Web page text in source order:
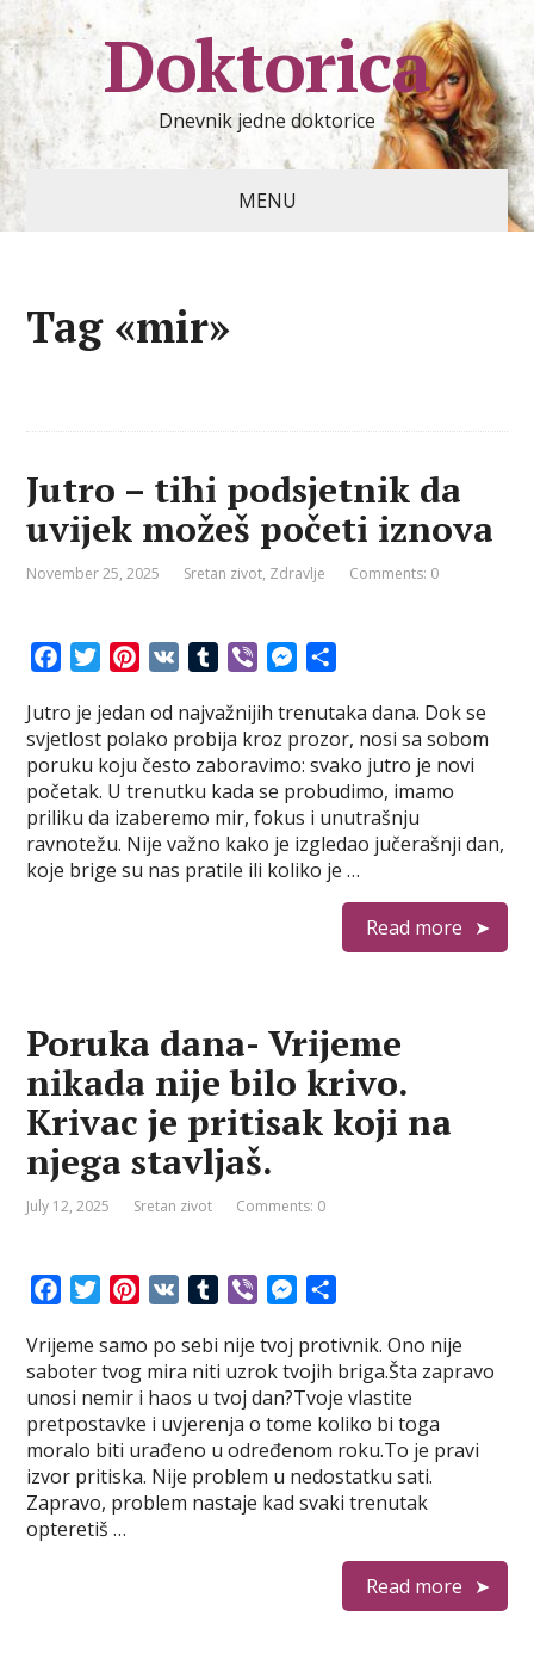
Doktorica
Dnevnik jedne doktorice
MENU
Tag «mir»
Jutro – tihi podsjetnik da
uvijek možeš početi iznova
November 25, 2025 Sretan zivot, Zdravlje Comments: 0
c
e
b
o
o
k
T
i
t
t
e
r
n
t
e
r
e
s
m
b
l
r
b
e
r
M
s
s
e
n
g
e
a
r
e
Jutro je jedan od najvažnijih trenutaka dana. Dok se
svjetlost polako probija kroz prozor, nosi sa sobom
poruku koju često zaboravimo: svako jutro je novi
početak. U trenutku kada se probudimo, imamo
priliku da izaberemo mir, fokus i unutrašnju
ravnotežu. Nije važno kako je izgledao jučerašnji dan,
koje brige su nas pratile ili koliko je …
Read more
Poruka dana- Vrijeme
nikada nije bilo krivo.
Krivac je pritisak koji na
njega stavljaš.
July 12, 2025 Sretan zivot Comments: 0
c
e
b
o
o
k
T
i
t
t
e
r
n
t
e
r
e
s
m
b
l
r
b
e
r
M
s
s
e
n
g
e
a
r
e
Vrijeme samo po sebi nije tvoj protivnik. Ono nije
saboter tvog mira niti uzrok tvojih briga.Šta zapravo
unosi nemir i haos u tvoj dan?Tvoje vlastite
pretpostavke i uvjerenja o tome koliko bi toga
moralo biti urađeno u određenom roku.To je pravi
izvor pritiska. Nije problem u nedostatku sati.
Zapravo, problem nastaje kad svaki trenutak
opteretiš …
Read more